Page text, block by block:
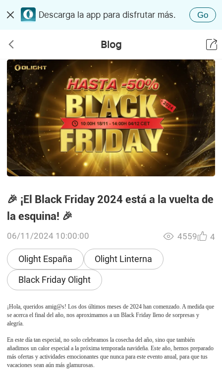
Descarga la app para disfrutar más. Go
Blog
🎉 ¡El Black Friday 2024 está a la vuelta de
la esquina! 🎉
06/11/2024 10:00:00
Olight España
Olight Linterna
Black Friday Olight
4559 4
¡Hola, queridos amig@s! Los dos últimos meses de 2024 han comenzado. A medida que
se acerca el final del año, nos aproximamos a un Black Friday lleno de sorpresas y
alegría.
En este día tan especial, no solo celebramos la cosecha del año, sino que también
añadimos un calor especial a la próxima temporada navideña. Este año, hemos preparado
más ofertas y actividades emocionantes que nunca para este evento anual, para que tus
vacaciones sean aún más glamurosas.